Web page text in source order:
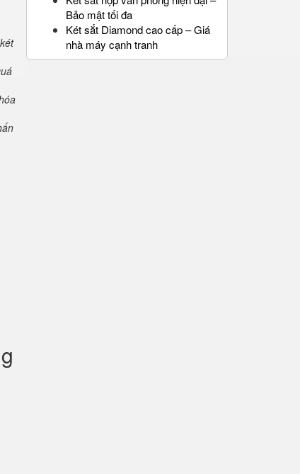
Bảo mật tối đa
Két sắt Diamond cao cấp – Giá
nhà máy cạnh tranh